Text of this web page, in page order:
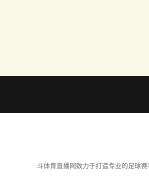
斗体育直播网致力于打造专业的足球